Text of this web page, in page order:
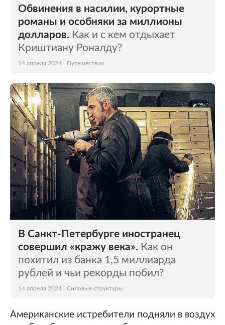
Обвинения в насилии, курортные
романы и особняки за миллионы
долларов. Как и с кем отдыхает
Криштиану Роналду?
14 апреля 2024 Путешествия
В Санкт-Петербурге иностранец
совершил «кражу века». Как он
похитил из банка 1,5 миллиарда
рублей и чьи рекорды побил?
14 апреля 2024 Силовые структуры
Американские истребители подняли в воздух